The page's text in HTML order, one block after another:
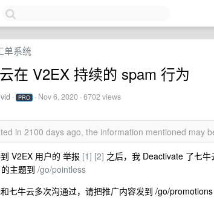
单系统
在 V2EX 持续的 spam 行为
· PRO · Nov 6, 2020 · 6702 views
in 2100 days ago, the information mentioned may
V2EX 用户的 举报 [1] [2] 之后，我 Deactivate 了七牛
的主题到 /go/pointless
七牛云多次沟通过，请把推广内容发到 /go/promotions